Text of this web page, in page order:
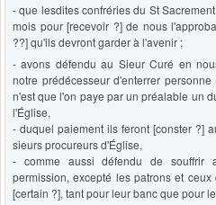
- que lesdites confréries du St
mois pour [recevoir ?] de nous
??] qu'ils devront garder à l'avenir ;
- avons défendu au Sieur Curé en
notre prédécesseur d'enterrer personne
n'est que l'on paye par un préalable un
l'Église,
- duquel paiement ils feront [conster ?]
sieurs procureurs d'Église,
- comme aussi défendu de souffrir
permission, excepté les patrons et
[certain ?], tant pour leur banc que pour